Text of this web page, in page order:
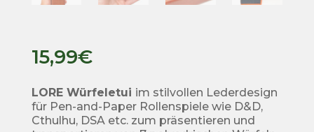
15,99€
LORE Würfeletui im stilvollen Lederdesign
für Pen-and-Paper Rollenspiele wie D&D,
Cthulhu, DSA etc. zum präsentieren und